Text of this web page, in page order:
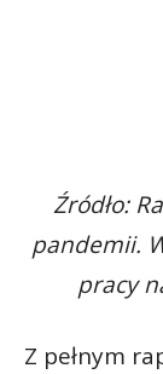
Źródło:
pandemii.
pracy
Z pełnym